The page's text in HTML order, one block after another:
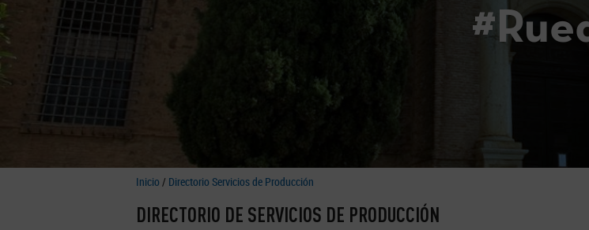
Inicio / Directorio Servicios de Producción
DIRECTORIO DE SERVICIOS DE PRODUCCIÓN